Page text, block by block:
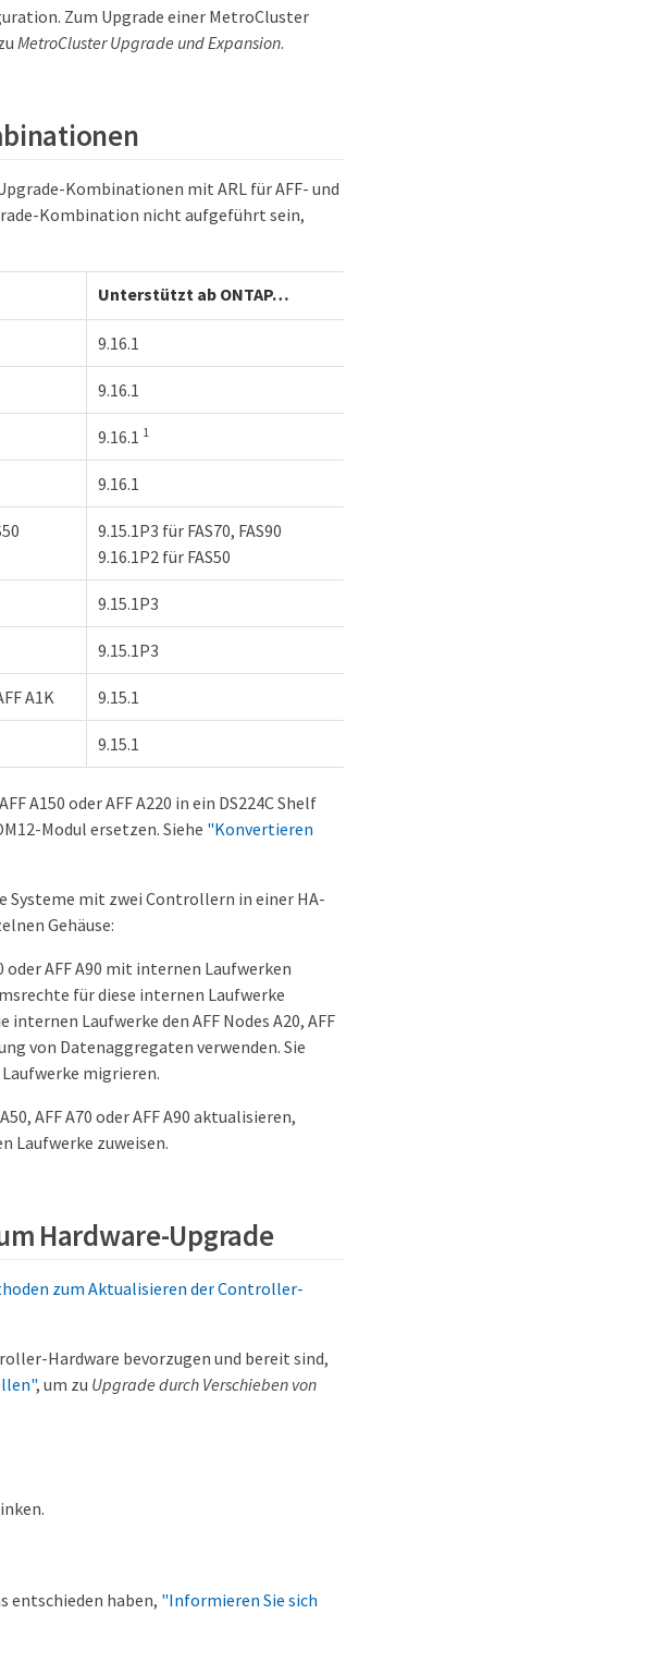
Zum Upgrade einer MetroCluster
MetroCluster Upgrade und Expansion.
Kombinationen mit ARL für AFF- und
Kombination nicht aufgeführt sein,
Unterstützt ab ONTAP…​
9.16.1
9.16.1
9.16.1 1
9.16.1
9.15.1P3 für FAS70, FAS90
9.16.1P2 für FAS50
9.15.1P3
9.15.1P3
A1K 9.15.1
9.15.1
A150 oder AFF A220 in ein DS224C Shelf
Modul ersetzen. Siehe "Konvertieren
Systeme mit zwei Controllern in einer HA-
Gehäuse:
oder AFF A90 mit internen Laufwerken
für diese internen Laufwerke
Laufwerke den AFF Nodes A20, AFF
von Datenaggregaten verwenden. Sie
migrieren.
AFF A70 oder AFF A90 aktualisieren,
Laufwerke zuweisen.
Hardware-Upgrade
zum Aktualisieren der Controller-
Hardware bevorzugen und bereit sind,
, um zu Upgrade durch Verschieben von
entschieden haben, "Informieren Sie sich